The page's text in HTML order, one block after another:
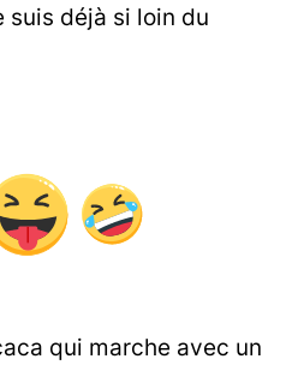
déjà si loin du
qui marche avec un